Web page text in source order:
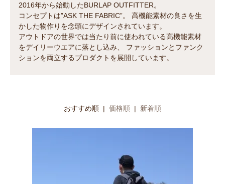
2016年から始動したBURLAP OUTFITTER。
コンセプトは”ASK THE FABRIC”。 高機能素材の良さを生
かした物作りを念頭にデザインされています。
アウトドアの世界では当たり前に使われている高機能素材
をデイリーウエアに落とし込み、 ファッションとファンク
ションを両立するプロダクトを展開しています。
おすすめ順 | 価格順 | 新着順